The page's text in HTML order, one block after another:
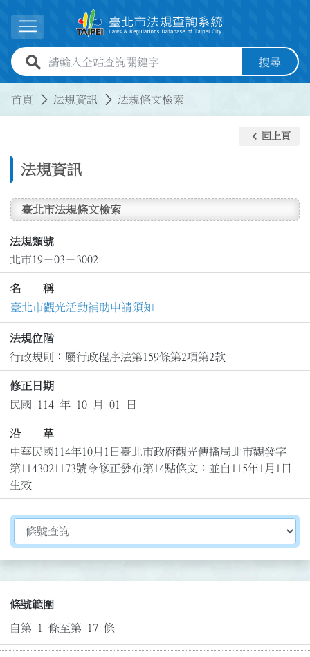
展開選單
全站查詢關鍵字欄位 搜尋
首頁 法規資訊 法規條文檢索
法規資訊
keyboard_arrow_left 回上頁
臺北市法規條文檢索
法規類號
北市19－03－3002
名 稱
臺北市觀光活動補助申請須知
法規位階
行政規則：屬行政程序法第159條第2項第2款
修正日期
民國 114 年 10 月 01 日
沿 革
中華民國114年10月1日臺北市政府觀光傳播局北市觀發字
第1143021173號令修正發布第14點條文；並自115年1月1日
生效
切換選擇法規資訊內容
條號範圍
自第 1 條至第 17 條